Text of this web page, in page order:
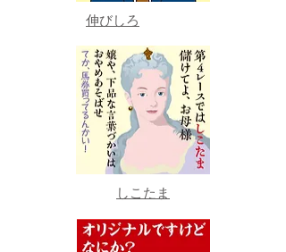
伸びしろ
しこたま